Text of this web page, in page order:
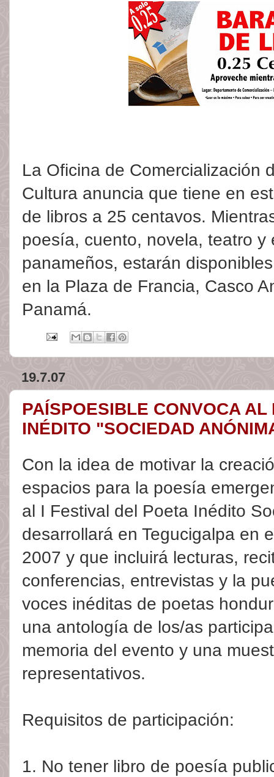
La Oficina de Comercialización
Cultura anuncia que tiene en
de libros a 25 centavos.
poesía, cuento, novela, teatro y
panameños, estarán
en la Plaza de Francia, Casco
Panamá.
19.7.07
PAÍSPOESIBLE CONVOCA AL
INÉDITO "SOCIEDAD
Con la idea de motivar la
espacios para la poesía
al I Festival del Poeta Inédito
desarrollará en Tegucigalpa en
2007 y que incluirá lecturas,
conferencias, entrevistas y la
voces inéditas de poetas
una antología de los/as
memoria del evento y una
representativos.
Requisitos de participación:
1. No tener libro de poesía